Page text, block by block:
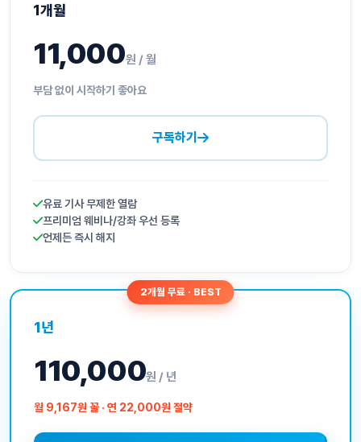
1개월
11,000원 / 월
부담 없이 시작하기 좋아요
구독하기
유료 기사 무제한 열람
프리미엄 웨비나/강좌 우선 등록
언제든 즉시 해지
2개월 무료 · BEST
1년
110,000원 / 년
월 9,167원 꼴 · 연 22,000원 절약